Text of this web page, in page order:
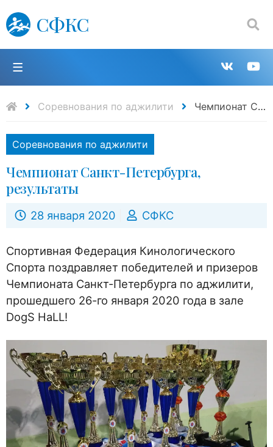
СФКС
Поиск:
в
Соревнования по аджилити Чемпионат Санкт-Петербурга, результаты
Соревнования по аджилити
Чемпионат Санкт-Петербурга,
результаты
28 января 2020 СФКС
Спортивная Федерация Кинологического
Спорта поздравляет победителей и призеров
Чемпионата Санкт-Петербурга по аджилити,
прошедшего 26-го января 2020 года в зале
DogS HaLL!